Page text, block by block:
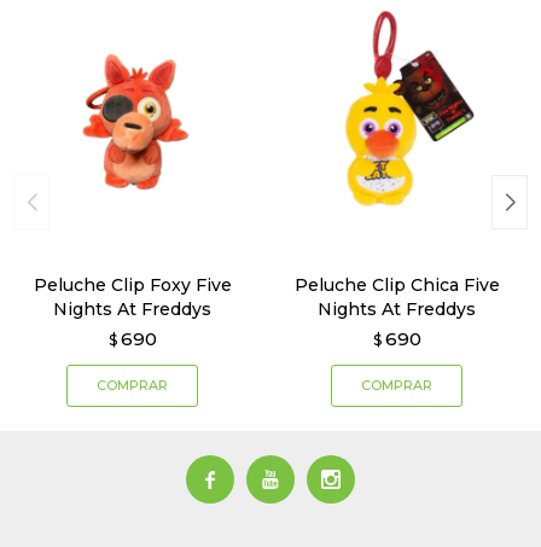
Peluche Clip Foxy Five
Nights At Freddys
$ 690
Peluche Clip Chica Five
Nights At Freddys
$ 690
  